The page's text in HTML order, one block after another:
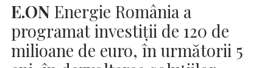
E.ON Energie România a
programat investiţii de 120 de
milioane de euro, în următorii 5